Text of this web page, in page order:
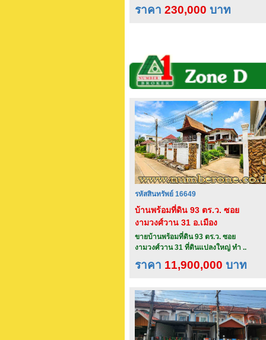
ราคา 230,000 บาท
รหัสสินทรัพย์ 16649
บ้านพร้อมที่ดิน 93 ตร.ว. ซอย
งามวงศ์วาน 31 อ.เมือง
จ.นนทบุรี
ขายบ้านพร้อมที่ดิน 93 ตร.ว. ซอย
งามวงศ์วาน 31 ที่ดินแปลงใหญ่ ทำ ..
ราคา 11,900,000 บาท